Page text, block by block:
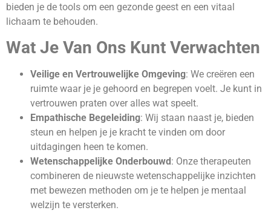
bieden je de tools om een gezonde geest en een vitaal
lichaam te behouden.
Wat Je Van Ons Kunt Verwachten
Veilige en Vertrouwelijke Omgeving: We creëren een
ruimte waar je je gehoord en begrepen voelt. Je kunt in
vertrouwen praten over alles wat speelt.
Empathische Begeleiding: Wij staan naast je, bieden
steun en helpen je je kracht te vinden om door
uitdagingen heen te komen.
Wetenschappelijke Onderbouwd: Onze therapeuten
combineren de nieuwste wetenschappelijke inzichten
met bewezen methoden om je te helpen je mentaal
welzijn te versterken.